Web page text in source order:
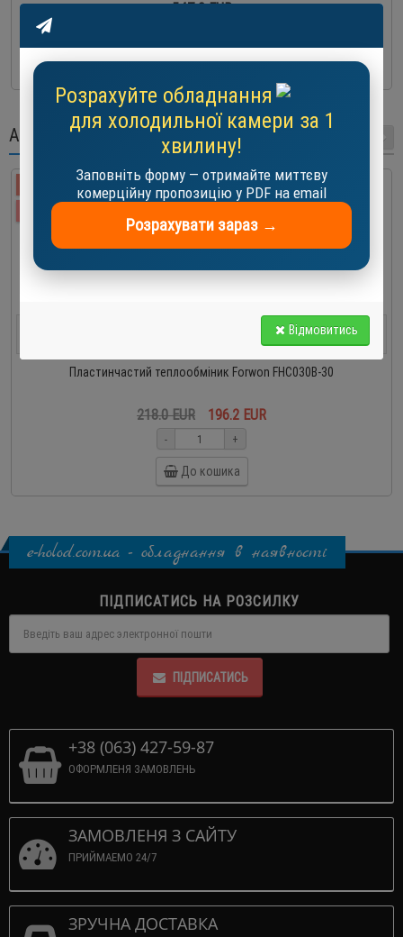
547.0 EUR
До кошика
АКЦІЇ
АКЦІЯ
хвилин
39
сек
Пластинчастий теплообміник Forwon FHC030B-30
218.0 EUR 196.2 EUR
- +
До кошика
e-holod.com.ua - обладнання в наявності
ПІДПИСАТИСЬ НА РОЗСИЛКУ
ПІДПИСАТИСЬ
+38 (063) 427-59-87
ОФОРМЛЕНЯ ЗАМОВЛЕНЬ
ЗАМОВЛЕНЯ З САЙТУ
ПРИЙМАЕМО 24/7
ЗРУЧНА ДОСТАВКА
Розрахуйте обладнання
для холодильної камери за 1
хвилину!
Заповніть форму — отримайте миттєву
комерційну пропозицію у PDF на email
Розрахувати зараз →
Відмовитись